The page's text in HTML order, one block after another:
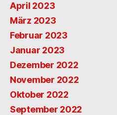
April 2023
März 2023
Februar 2023
Januar 2023
Dezember 2022
November 2022
Oktober 2022
September 2022